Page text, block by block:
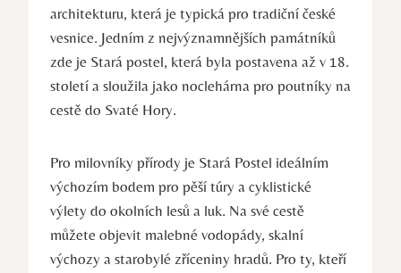
architekturu, která je typická pro tradiční české
vesnice. Jedním z nejvýznamnějších památníků
zde je Stará postel, která byla postavena až v 18.
století a sloužila jako noclehárna pro poutníky na
cestě do Svaté Hory.
Pro milovníky přírody je Stará Postel ideálním
výchozím bodem pro pěší túry a cyklistické
výlety do okolních lesů a luk. Na své cestě
můžete objevit malebné vodopády, skalní
výchozy a starobylé zříceniny hradů. Pro ty, kteří